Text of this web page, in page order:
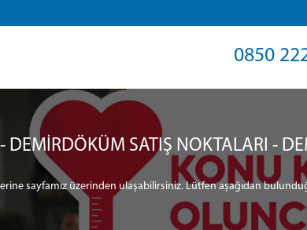
0850
SATIŞ NOKTALARI -
sayfamız üzerinden ulaşabilirsiniz. Lütfen aşağıdan